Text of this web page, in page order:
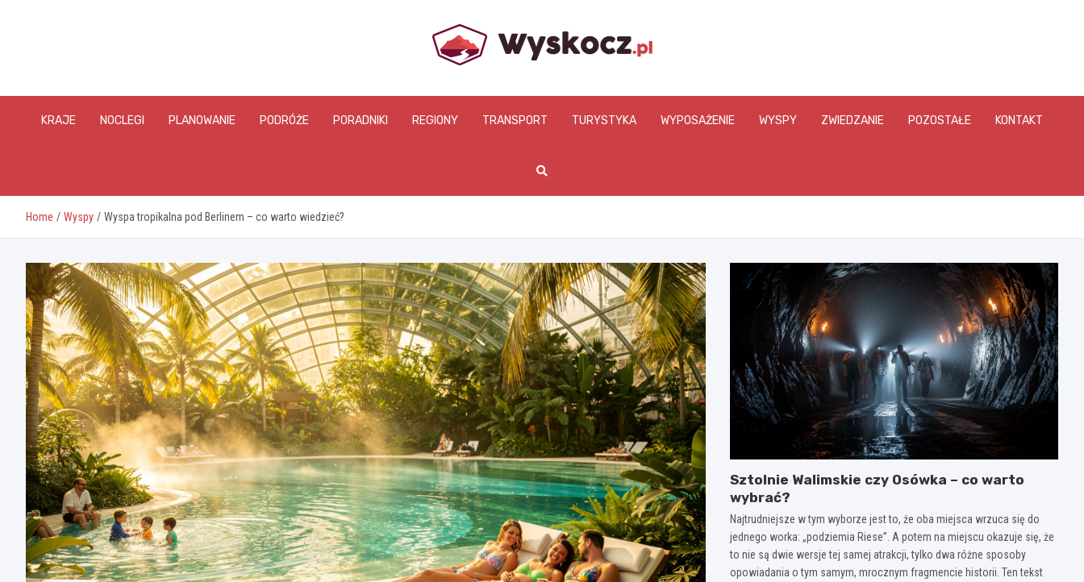
www.wyskocz.pl
KRAJE NOCLEGI PLANOWANIE PODRÓŻE PORADNIKI REGIONY TRANSPORT TURYSTYKA WYPOSAŻENIE WYSPY ZWIEDZANIE POZOSTAŁE KONTAKT
Home Wyspy Wyspa tropikalna pod Berlinem – co warto wiedzieć?
Sztolnie Walimskie czy Osówka – co warto
wybrać?
Najtrudniejsze w tym wyborze jest to, że oba miejsca wrzuca się do
jednego worka: „podziemia Riese”. A potem na miejscu okazuje się, że
to nie są dwie wersje tej samej atrakcji, tylko dwa różne sposoby
opowiadania o tym samym, mrocznym fragmencie historii. Ten tekst